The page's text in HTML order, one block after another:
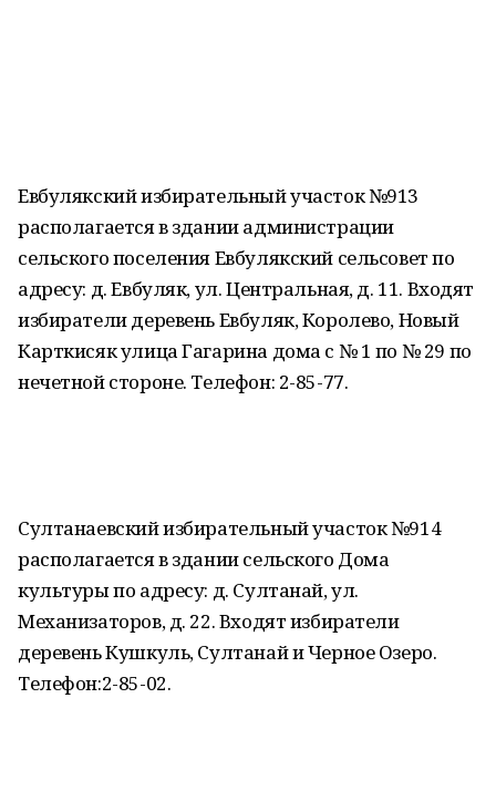
Евбулякский избирательный участок №913
располагается в здании администрации
сельского поселения Евбулякский сельсовет по
адресу: д. Евбуляк, ул. Центральная, д. 11. Входят
избиратели деревень Евбуляк, Королево, Новый
Карткисяк улица Гагарина дома с № 1 по № 29 по
нечетной стороне. Телефон: 2-85-77.
Султанаевский избирательный участок №914
располагается в здании сельского Дома
культуры по адресу: д. Султанай, ул.
Механизаторов, д. 22. Входят избиратели
деревень Кушкуль, Султанай и Черное Озеро.
Телефон:2-85-02.